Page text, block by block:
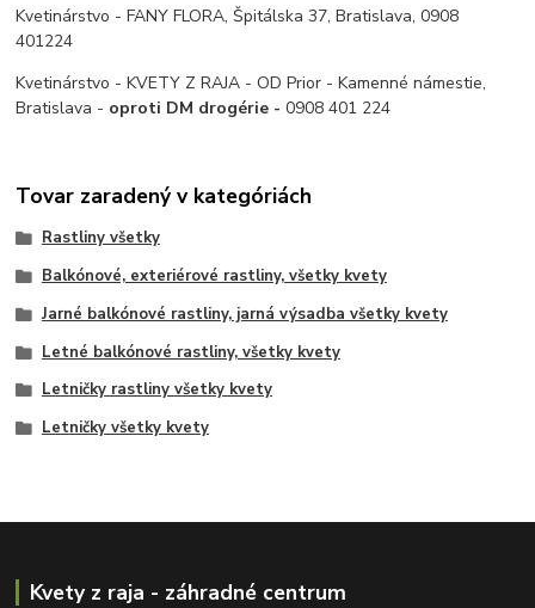
Kvetinárstvo - FANY FLORA, Špitálska 37, Bratislava, 0908
401224
Kvetinárstvo - KVETY Z RAJA - OD Prior - Kamenné námestie,
Bratislava - oproti DM drogérie -0908 401 224
Tovar zaradený v kategóriách
Rastliny všetky
Balkónové, exteriérové rastliny, všetky kvety
Jarné balkónové rastliny, jarná výsadba všetky kvety
Letné balkónové rastliny, všetky kvety
Letničky rastliny všetky kvety
Letničky všetky kvety
Kvety z raja - záhradné centrum